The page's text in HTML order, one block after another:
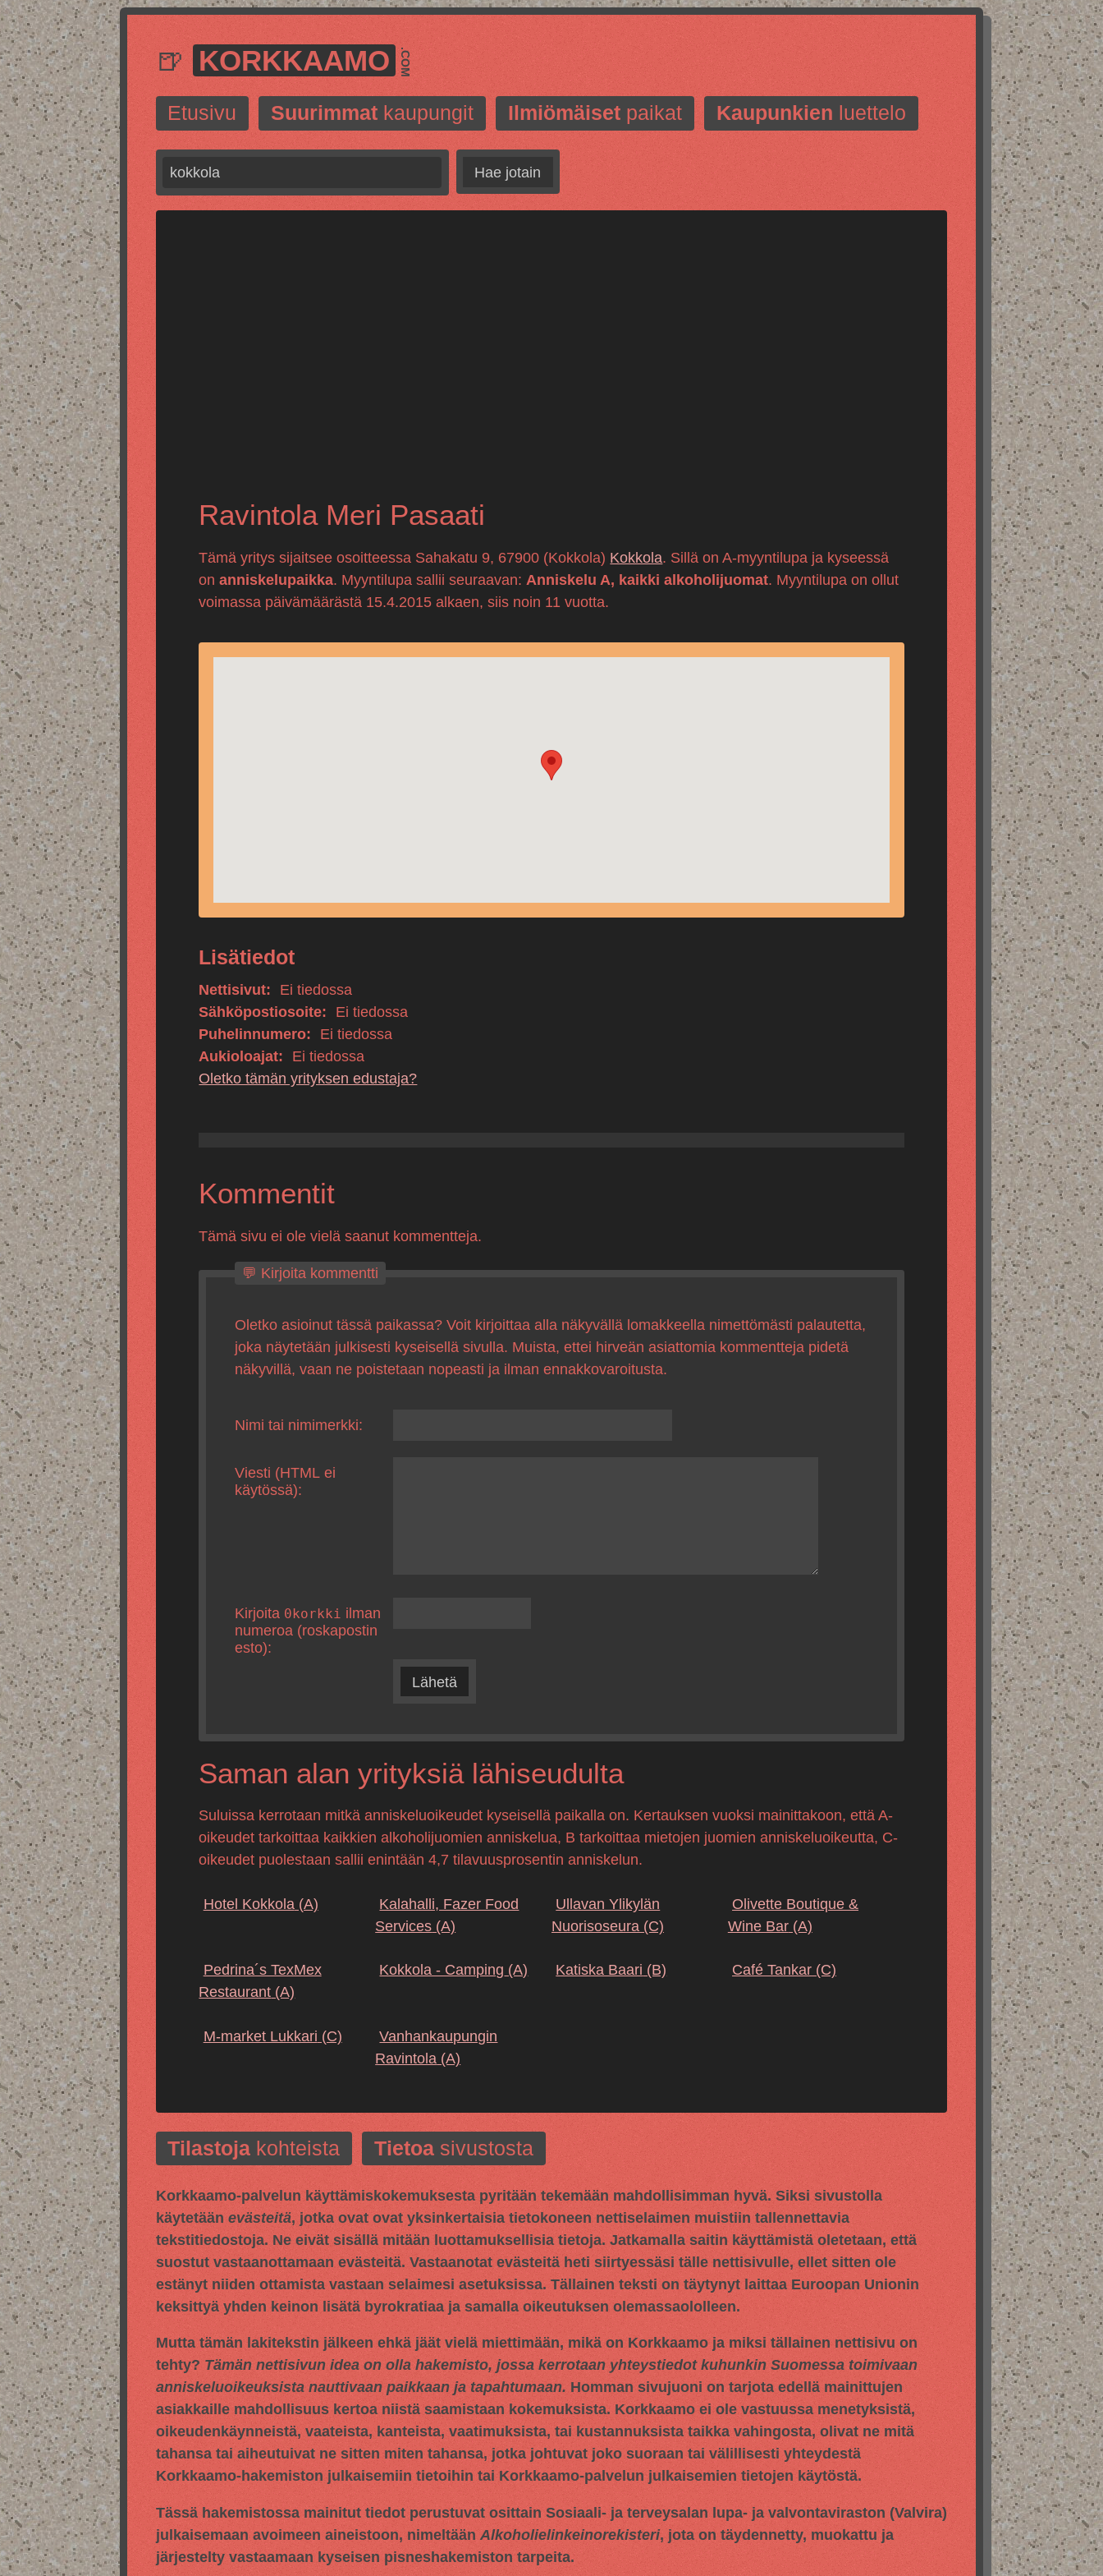
🍺 KORKKAAMO .COM
Etusivu Suurimmat kaupungit Ilmiömäiset paikat Kaupunkien luettelo
Hae jotain
Ravintola Meri Pasaati
Tämä yritys sijaitsee osoitteessa Sahakatu 9, 67900 (Kokkola) Kokkola. Sillä on A-myyntilupa ja kyseessä
onanniskelupaikka. Myyntilupa sallii seuraavan: Anniskelu A, kaikki alkoholijuomat. Myyntilupa on ollut
voimassa päivämäärästä 15.4.2015 alkaen, siis noin 11 vuotta.
Lisätiedot
Nettisivut:
Ei tiedossa
Sähköpostiosoite:
Ei tiedossa
Puhelinnumero:
Ei tiedossa
Aukioloajat:
Ei tiedossa
Oletko tämän yrityksen edustaja?
Kommentit
Tämä sivu ei ole vielä saanut kommentteja.
💬 Kirjoita kommentti
Oletko asioinut tässä paikassa? Voit kirjoittaa alla näkyvällä lomakkeella nimettömästi palautetta,
joka näytetään julkisesti kyseisellä sivulla. Muista, ettei hirveän asiattomia kommentteja pidetä
näkyvillä, vaan ne poistetaan nopeasti ja ilman ennakkovaroitusta.
Nimi tai nimimerkki:
Viesti (HTML ei
käytössä):
Kirjoita 0korkki ilman
numeroa (roskapostin
esto):
Lähetä
Saman alan yrityksiä lähiseudulta
Suluissa kerrotaan mitkä anniskeluoikeudet kyseisellä paikalla on. Kertauksen vuoksi mainittakoon, että A-
oikeudet tarkoittaa kaikkien alkoholijuomien anniskelua, B tarkoittaa mietojen juomien anniskeluoikeutta, C-
oikeudet puolestaan sallii enintään 4,7 tilavuusprosentin anniskelun.
Hotel Kokkola (A)
Kalahalli, Fazer Food
Services (A)
Ullavan Ylikylän
Nuorisoseura (C)
Olivette Boutique &
Wine Bar(A)
Pedrina´s TexMex
Restaurant (A)
Kokkola - Camping (A) Katiska Baari (B) Café Tankar (C)
M-market Lukkari (C)
Vanhankaupungin
Ravintola (A)
Tilastoja kohteista Tietoa sivustosta
Korkkaamo-palvelun käyttämiskokemuksesta pyritään tekemään mahdollisimman hyvä. Siksi sivustolla
käytetään evästeitä, jotka ovat ovat yksinkertaisia tietokoneen nettiselaimen muistiin tallennettavia
tekstitiedostoja. Ne eivät sisällä mitään luottamuksellisia tietoja. Jatkamalla saitin käyttämistä oletetaan, että
suostut vastaanottamaan evästeitä. Vastaanotat evästeitä heti siirtyessäsi tälle nettisivulle, ellet sitten ole
estänyt niiden ottamista vastaan selaimesi asetuksissa. Tällainen teksti on täytynyt laittaa Euroopan Unionin
keksittyä yhden keinon lisätä byrokratiaa ja samalla oikeutuksen olemassaololleen.
Mutta tämän lakitekstin jälkeen ehkä jäät vielä miettimään, mikä on Korkkaamo ja miksi tällainen nettisivu on
tehty? Tämän nettisivun idea on olla hakemisto, jossa kerrotaan yhteystiedot kuhunkin Suomessa toimivaan
anniskeluoikeuksista nauttivaan paikkaan ja tapahtumaan. Homman sivujuoni on tarjota edellä mainittujen
asiakkaille mahdollisuus kertoa niistä saamistaan kokemuksista. Korkkaamo ei ole vastuussa menetyksistä,
oikeudenkäynneistä, vaateista, kanteista, vaatimuksista, tai kustannuksista taikka vahingosta, olivat ne mitä
tahansa tai aiheutuivat ne sitten miten tahansa, jotka johtuvat joko suoraan tai välillisesti yhteydestä
Korkkaamo-hakemiston julkaisemiin tietoihin tai Korkkaamo-palvelun julkaisemien tietojen käytöstä.
Tässä hakemistossa mainitut tiedot perustuvat osittain Sosiaali- ja terveysalan lupa- ja valvontaviraston (Valvira)
julkaisemaan avoimeen aineistoon, nimeltään Alkoholielinkeinorekisteri, jota on täydennetty, muokattu ja
järjestelty vastaamaan kyseisen pisneshakemiston tarpeita.